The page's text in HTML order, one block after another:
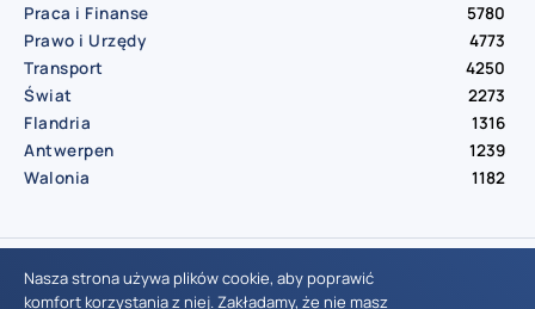
Praca i Finanse
5780
Prawo i Urzędy
4773
Transport
4250
Świat
2273
Flandria
1316
Antwerpen
1239
Walonia
1182
© Aktualnosci.be – All Right Reserved 2016-2026
Nasza strona używa plików cookie, aby poprawić
komfort korzystania z niej. Zakładamy, że nie masz